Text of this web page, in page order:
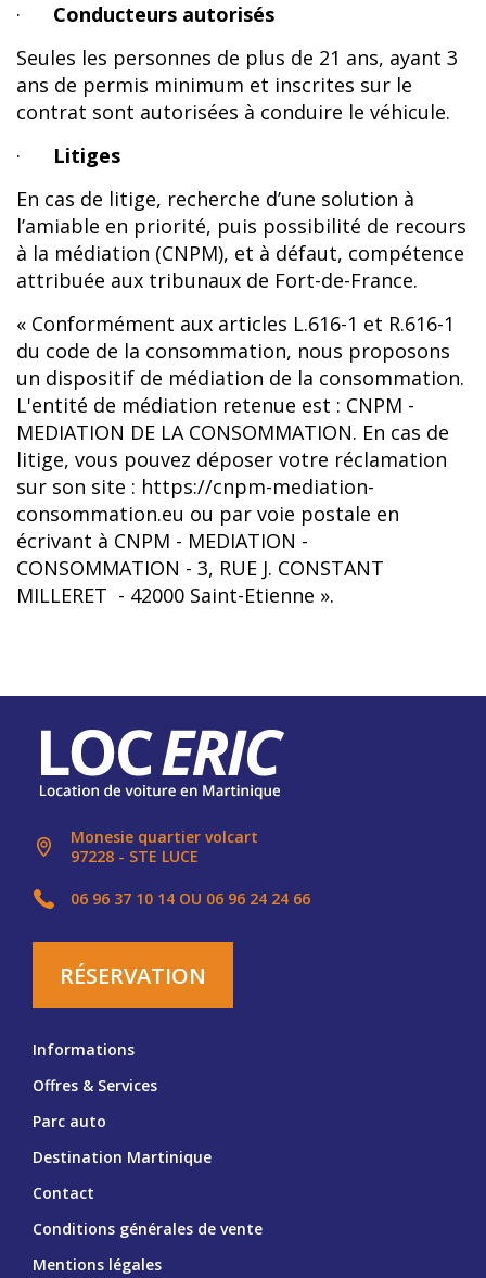
·
Conducteurs autorisés
Seules les personnes de plus de 21 ans, ayant 3
ans de permis minimum et inscrites sur le
contrat sont autorisées à conduire le véhicule.
· Litiges
En cas de litige, recherche d’une solution à
l’amiable en priorité, puis possibilité de recours
à la médiation (CNPM), et à défaut, compétence
attribuée aux tribunaux de Fort-de-France.
« Conformément aux articles L.616-1 et R.616-1
du code de la consommation, nous proposons
un dispositif de médiation de la consommation.
L'entité de médiation retenue est : CNPM -
MEDIATION DE LA CONSOMMATION. En cas de
litige, vous pouvez déposer votre réclamation
sur son site : https://cnpm-mediation-
consommation.eu ou par voie postale en
écrivant à CNPM - MEDIATION -
CONSOMMATION - 3, RUE J. CONSTANT
MILLERET - 42000 Saint-Etienne ».
-
Location
de
voiture
Martinique
Monesie quartier volcart
97228 - STE LUCE
06 96 37 10 14 OU 06 96 24 24 66
RÉSERVATION
Informations
Offres & Services
Parc auto
Destination Martinique
Contact
Conditions générales de vente
Mentions légales